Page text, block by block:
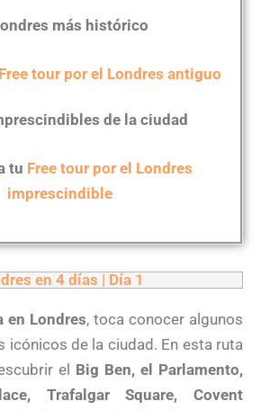
más histórico
Free tour por el Londres antiguo
de la ciudad
tu Free tour por el Londres
imprescindible
en 4 días | Día 1
en Londres, toca conocer algunos
icónicos de la ciudad. En esta ruta
el Big Ben, el Parlamento,
Trafalgar Square, Covent